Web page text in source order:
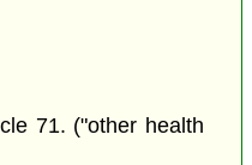
71. ("other health